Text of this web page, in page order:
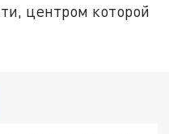
центром которой